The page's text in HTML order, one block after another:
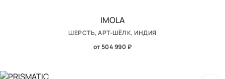
IMOLA
ШЕРСТЬ, АРТ-ШЁЛК, ИНДИЯ
от 504 990 ₽